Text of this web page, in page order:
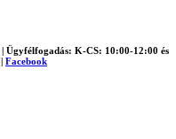
| Ügyfélfogadás: K-CS: 10:00-12:00 és
| Facebook